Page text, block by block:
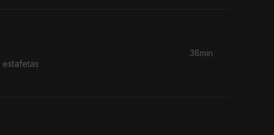
38min